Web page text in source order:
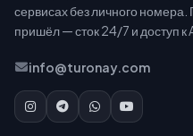
сервисах без личного номера.
пришёл — сток 24/7 и доступ к
info@turonay.com